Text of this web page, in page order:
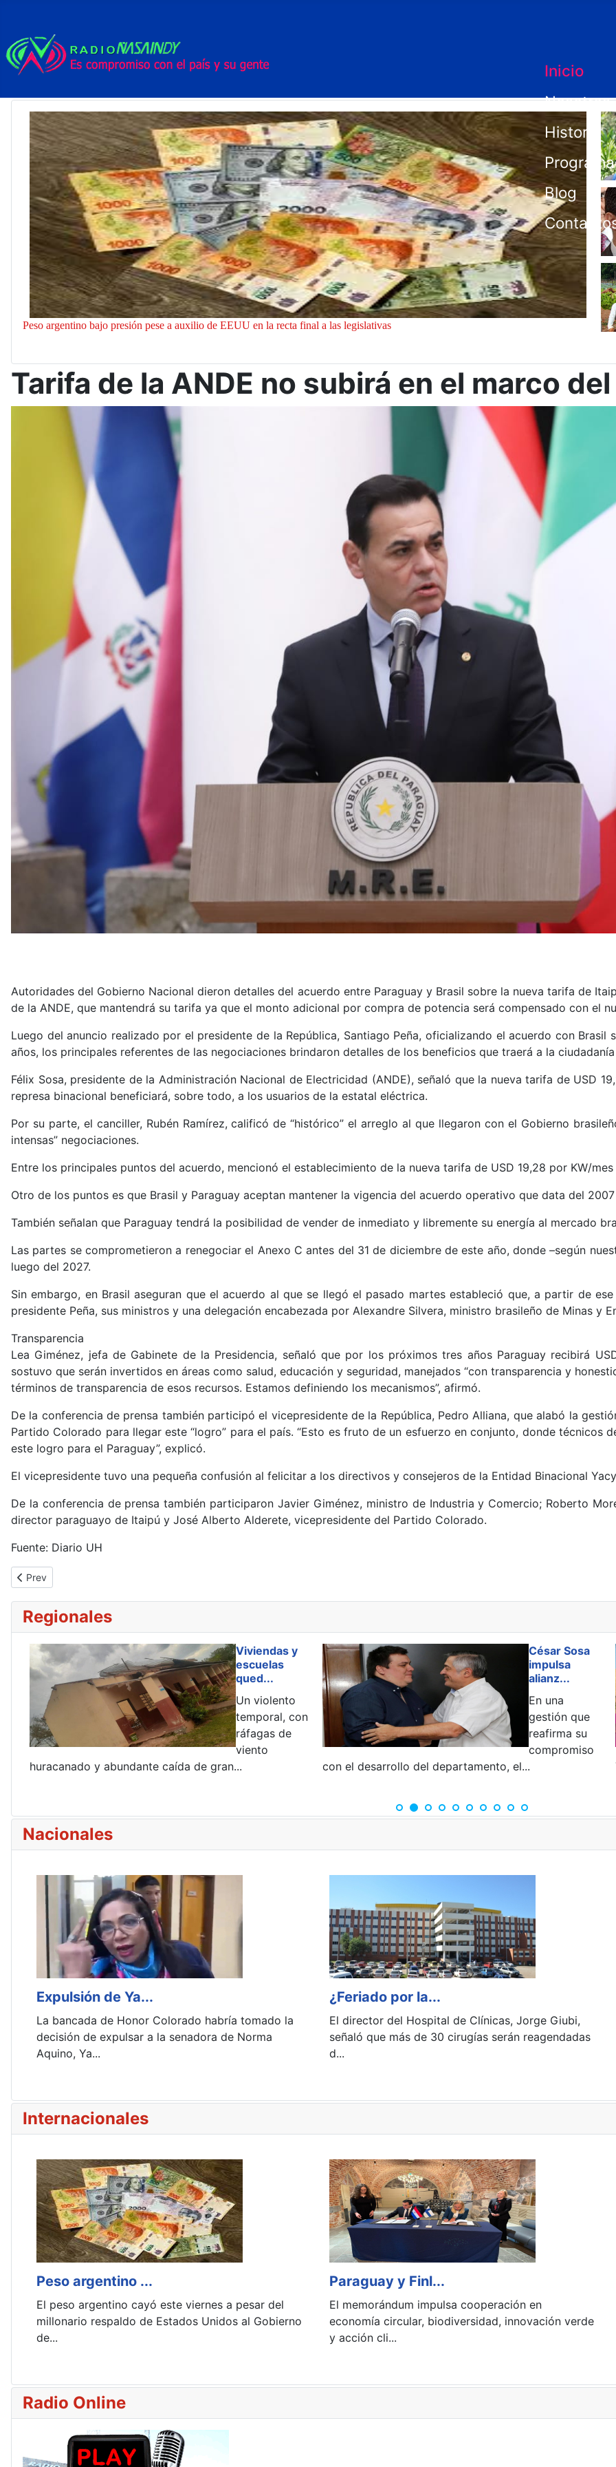
Inicio
Nosotros
Historia
Blog
Peso argentino bajo presión pese a auxilio de EEUU en la recta final a las legislativas
Tarifa de la ANDE no subirá en el marco
Autoridades del Gobierno Nacional dieron detalles del acuerdo entre Paraguay y Brasil sobre la nueva tarifa de
de la ANDE, que mantendrá su tarifa ya que el monto adicional por compra de potencia será compensado con el
Luego del anuncio realizado por el presidente de la República, Santiago Peña, oficializando el acuerdo con
años, los principales referentes de las negociaciones brindaron detalles de los beneficios que traerá a la
Félix Sosa, presidente de la Administración Nacional de Electricidad (ANDE), señaló que la nueva tarifa de USD
represa binacional beneficiará, sobre todo, a los usuarios de la estatal eléctrica.
Por su parte, el canciller, Rubén Ramírez, calificó de “histórico” el arreglo al que llegaron con el Gobierno
intensas” negociaciones.
Entre los principales puntos del acuerdo, mencionó el establecimiento de la nueva tarifa de USD 19,28 por KW/
Otro de los puntos es que Brasil y Paraguay aceptan mantener la vigencia del acuerdo operativo que data del
También señalan que Paraguay tendrá la posibilidad de vender de inmediato y libremente su energía al mercado
Las partes se comprometieron a renegociar el Anexo C antes del 31 de diciembre de este año, donde –según
luego del 2027.
Sin embargo, en Brasil aseguran que el acuerdo al que se llegó el pasado martes estableció que, a partir de
presidente Peña, sus ministros y una delegación encabezada por Alexandre Silvera, ministro brasileño de Minas y
Transparencia
Lea Giménez, jefa de Gabinete de la Presidencia, señaló que por los próximos tres años Paraguay recibirá
sostuvo que serán invertidos en áreas como salud, educación y seguridad, manejados “con transparencia y
términos de transparencia de esos recursos. Estamos definiendo los mecanismos”, afirmó.
De la conferencia de prensa también participó el vicepresidente de la República, Pedro Alliana, que alabó la
Partido Colorado para llegar este “logro” para el país. “Esto es fruto de un esfuerzo en conjunto, donde técnicos
este logro para el Paraguay”, explicó.
El vicepresidente tuvo una pequeña confusión al felicitar a los directivos y consejeros de la Entidad Binacional
De la conferencia de prensa también participaron Javier Giménez, ministro de Industria y Comercio; Roberto
director paraguayo de Itaipú y José Alberto Alderete, vicepresidente del Partido Colorado.
Fuente: Diario UH
Previous article: Santiago Peña oficializa el aumento de la tarifa de Itaipú y marca inicio de negociación del Anexo C
Prev
Regionales
Viviendas y
escuelas
qued...
Un violento
temporal, con
ráfagas de
viento
huracanado y abundante caída de gran...
César Sosa
impulsa
alianz...
En una
gestión que
reafirma su
compromiso
con el desarrollo del departamento, el...
Nacionales
Expulsión de Ya...
La bancada de Honor Colorado habría tomado la
decisión de expulsar a la senadora de Norma
Aquino, Ya...
¿Feriado por la...
El director del Hospital de Clínicas, Jorge Giubi,
señaló que más de 30 cirugías serán reagendadas
d...
Internacionales
Peso argentino ...
El peso argentino cayó este viernes a pesar del
millonario respaldo de Estados Unidos al Gobierno
de...
Paraguay y Finl...
El memorándum impulsa cooperación en
economía circular, biodiversidad, innovación verde
y acción cli...
Radio Online